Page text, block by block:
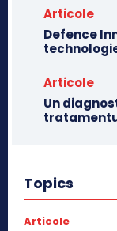
Articole
Defence
Articole
Un
Topics
Articole